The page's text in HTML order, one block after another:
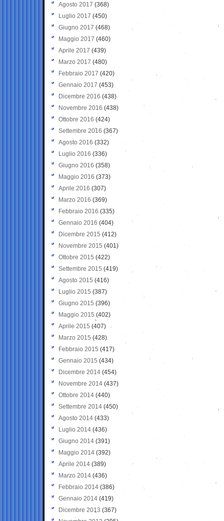
Agosto 2017 (368)
Luglio 2017 (450)
Giugno 2017 (468)
Maggio 2017 (460)
Aprile 2017 (439)
Marzo 2017 (480)
Febbraio 2017 (420)
Gennaio 2017 (453)
Dicembre 2016 (438)
Novembre 2016 (438)
Ottobre 2016 (424)
Settembre 2016 (367)
Agosto 2016 (332)
Luglio 2016 (336)
Giugno 2016 (358)
Maggio 2016 (373)
Aprile 2016 (307)
Marzo 2016 (369)
Febbraio 2016 (335)
Gennaio 2016 (404)
Dicembre 2015 (412)
Novembre 2015 (401)
Ottobre 2015 (422)
Settembre 2015 (419)
Agosto 2015 (416)
Luglio 2015 (387)
Giugno 2015 (396)
Maggio 2015 (402)
Aprile 2015 (407)
Marzo 2015 (428)
Febbraio 2015 (417)
Gennaio 2015 (434)
Dicembre 2014 (454)
Novembre 2014 (437)
Ottobre 2014 (440)
Settembre 2014 (450)
Agosto 2014 (433)
Luglio 2014 (436)
Giugno 2014 (391)
Maggio 2014 (392)
Aprile 2014 (389)
Marzo 2014 (436)
Febbraio 2014 (386)
Gennaio 2014 (419)
Dicembre 2013 (367)